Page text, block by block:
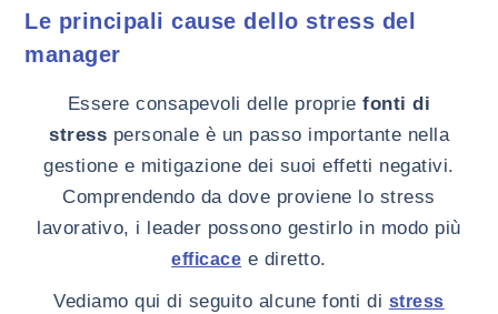
Le principali cause dello stress del
manager
Essere consapevoli delle propriefonti di
stress personale è un passo importante nella
gestione e mitigazione dei suoi effetti negativi.
Comprendendo da dove proviene lo stress
lavorativo, i leader possono gestirlo in modo più
efficace e diretto.
Vediamo qui di seguito alcune fonti di stress